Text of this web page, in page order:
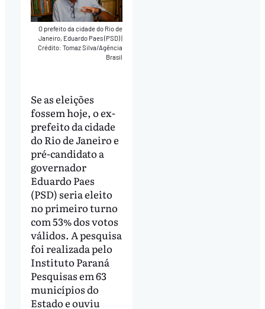
O prefeito da cidade do Rio de
Janeiro, Eduardo Paes (PSD)|
Crédito: Tomaz Silva/Agência
Brasil
Se as eleições
fossem hoje, o ex-
prefeito da cidade
do Rio de Janeiro e
pré-candidato a
governador
Eduardo Paes
(PSD) seria eleito
no primeiro turno
com 53% dos votos
válidos. A pesquisa
foi realizada pelo
Instituto Paraná
Pesquisas em 63
municípios do
Estado e ouviu